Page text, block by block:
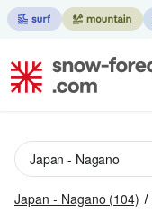
Japan - Nagano (104)